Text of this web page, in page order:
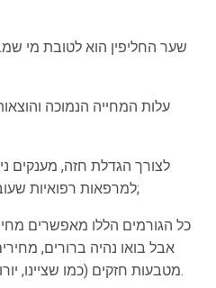
שער החליפין הוא לטובת מי
עלות המחייה הנמוכה
לצורך הגדלת חזה, מענקים
למרפאות רפואיות שעובדות עם לקוחות בינלאומיים;
כל הגורמים הללו מאפשרים
אבל בואו נהיה ברורים,
מטבעות חזקים (כמו שציינו, יורו, דולר, דולר קנדי, פאונד וכו').